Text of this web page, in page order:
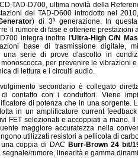
TAD-D700, ultima novità della
del TAD-D600 introdotto nel
) di 3ª generazione. In
il rumore di fase e ottenere prestazioni
integra inoltre l'Ultra-High C/N
base di trasmissione digitale,
serie di prove d'ascolto in
per prevenire le vibrazioni
di lettura e i circuiti audio.
secondario è collegato
contatto con i conduttori. Viene
di potenza che in una sorgente.
in un amplificatore current
FET selezionati e accoppiati a mano. Il
maggiore accuratezza nella
utilizzati resistori a pellicola di
coppia di DAC Burr-Brown 24 bit/
rumore, linearità e gamma